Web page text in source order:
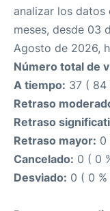
analizar los
meses, desde 03
Agosto de 2026,
Número total de
A tiempo: 37 ( 84
Retraso
Retraso
Retraso mayor: 0
Cancelado: 0 ( 0
Desviado: 0 ( 0 %